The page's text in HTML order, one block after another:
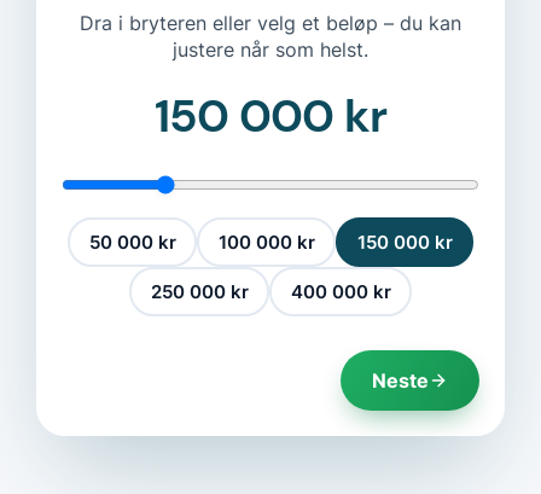
Dra i bryteren eller velg et beløp – du kan
justere når som helst.
150 000 kr
50 000 kr 100 000 kr 150 000 kr
250 000 kr 400 000 kr
Neste